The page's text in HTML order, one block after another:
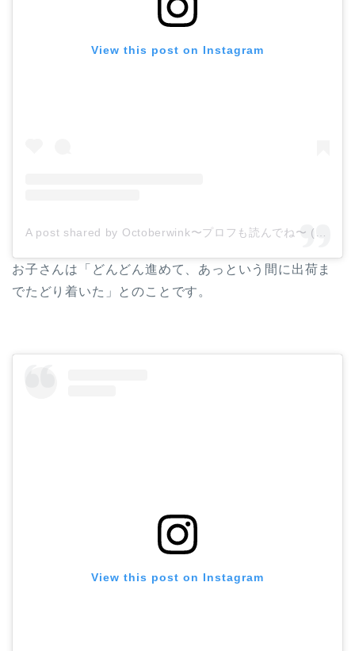
View this post on Instagram
A post shared by Octoberwink〜プロフも読んでね〜 (@octoberwink)
お子さんは「どんどん進めて、あっという間に出荷ま
でたどり着いた」とのことです。
View this post on Instagram